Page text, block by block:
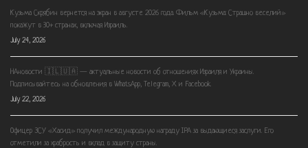
Кузьма Скрябин вернется на экран в августе 2026 года. Фильм «Кузьма: Страшно веселий»
покажут в 30+ странах, включая Израиль.
July 24, 2026
НАновости 🇮🇱🇺🇦 — актуальные новости об отношениях Израиля и Украины.
Подписывайтесь на обновления в WhatsApp, Telegram, X и Facebook.
July 22, 2026
Офицер ЗСУ «Хасид» получил международную награду IPA за выдающиеся заслуги. Его
отметили за храбрость и вклад в защиту страны.